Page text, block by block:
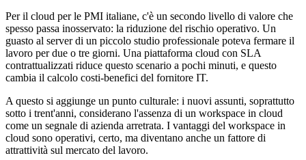
Per il cloud per le PMI italiane, c'è un secondo livello di valore che
spesso passa inosservato: la riduzione del rischio operativo. Un
guasto al server di un piccolo studio professionale poteva fermare il
lavoro per due o tre giorni. Una piattaforma cloud con SLA
contrattualizzati riduce questo scenario a pochi minuti, e questo
cambia il calcolo costi-benefici del fornitore IT.
A questo si aggiunge un punto culturale: i nuovi assunti, soprattutto
sotto i trent'anni, considerano l'assenza di un workspace in cloud
come un segnale di azienda arretrata. I vantaggi del workspace in
cloud sono operativi, certo, ma diventano anche un fattore di
attrattività sul mercato del lavoro.